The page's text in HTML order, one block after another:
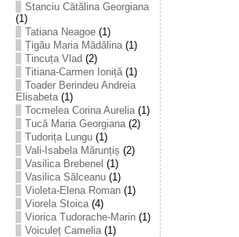
Stanciu Cătălina Georgiana
(1)
Tatiana Neagoe(1)
Țigău Maria Mădălina(1)
Tincuța Vlad (2)
Titiana-Carmen Ioniță(1)
Toader Berindeu Andreia
Elisabeta(1)
Tocmelea Corina Aurelia(1)
Tucă Maria Georgiana(2)
Tudorița Lungu(1)
Vali-Isabela Mărunțiș (2)
Vasilica Brebenel (1)
Vasilica Sălceanu(1)
Violeta-Elena Roman(1)
Viorela Stoica(4)
Viorica Tudorache-Marin(1)
Voiculeț Camelia(1)